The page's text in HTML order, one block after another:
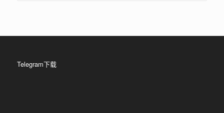
Telegram下载